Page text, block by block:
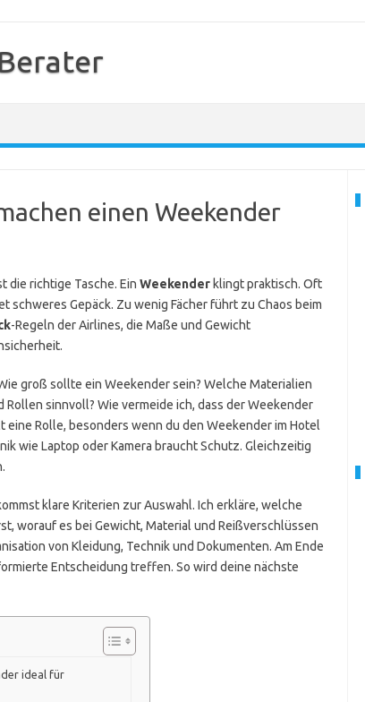
einen Weekender
die richtige Tasche. Ein Weekenderklingt praktisch. Oft
schweres Gepäck. Zu wenig Fächer führt zu Chaos beim
-Regeln der Airlines, die Maße und Gewicht
groß sollte ein Weekender sein? Welche Materialien
sinnvoll? Wie vermeide ich, dass der Weekender
Rolle, besonders wenn du den Weekender im Hotel
wie Laptop oder Kamera braucht Schutz. Gleichzeitig
klare Kriterien zur Auswahl. Ich erkläre, welche
worauf es bei Gewicht, Material und Reißverschlüssen
von Kleidung, Technik und Dokumenten. Am Ende
Entscheidung treffen. So wird deine nächste
ideal für